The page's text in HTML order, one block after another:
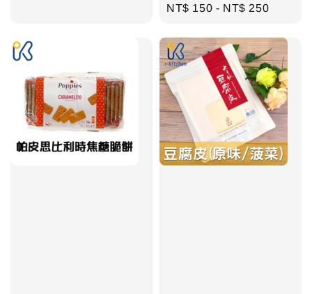
Regular
NT$ 150 - NT$ 250